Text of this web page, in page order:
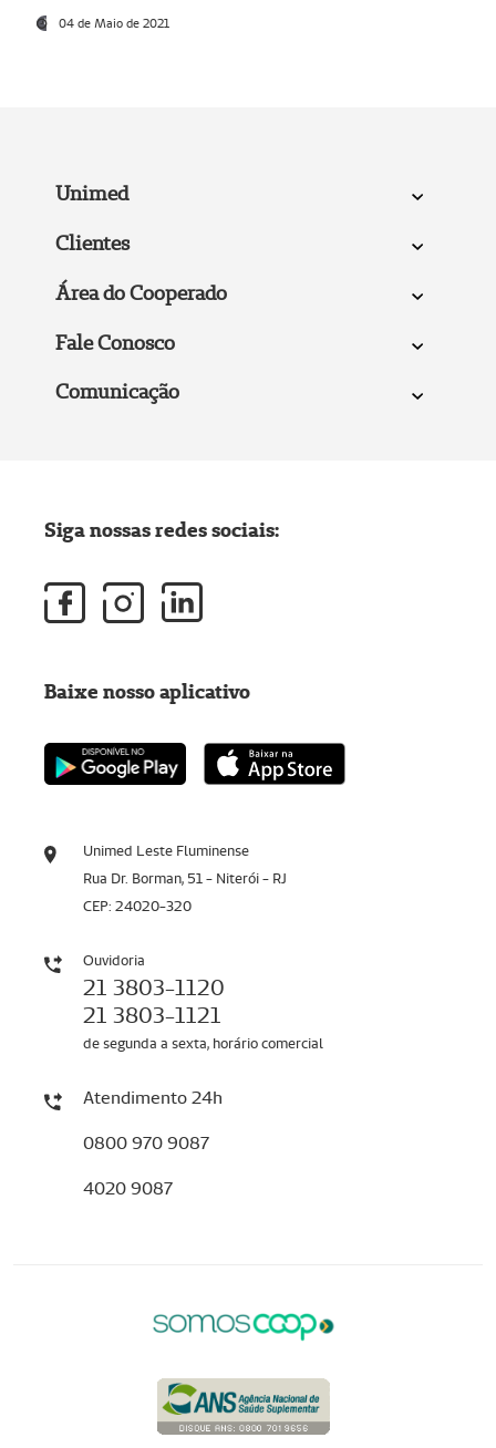
04 de Maio de 2021
Unimed
Clientes
Área do Cooperado
Fale Conosco
Comunicação
Unimed Leste Fluminense
Rua Dr. Borman, 51 - Niterói - RJ
CEP: 24020-320
Ouvidoria
21 3803-1120
21 3803-1121
de segunda a sexta, horário comercial
Atendimento 24h
0800 970 9087
4020 9087
Siga nossas redes sociais:
Baixe nosso aplicativo